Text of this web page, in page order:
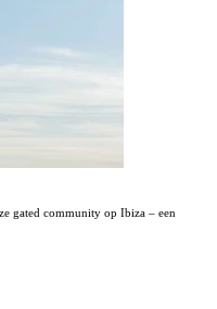
gated community op Ibiza – een